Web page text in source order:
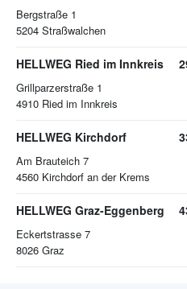
Bergstraße 1
5204 Straßwalchen
HELLWEG Ried im Innkreis
Grillparzerstraße 1
4910 Ried im Innkreis
HELLWEG Kirchdorf
Am Brauteich 7
4560 Kirchdorf an der Krems
HELLWEG Graz-Eggenberg
Eckertstrasse 7
8026 Graz